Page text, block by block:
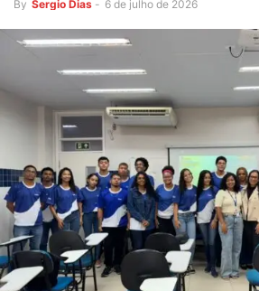
By Sergio Dias - 6 de julho de 2026